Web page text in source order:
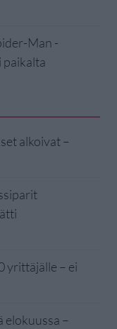
Man -
paikalta
alkoivat –
yrittäjälle – ei
elokuussa –